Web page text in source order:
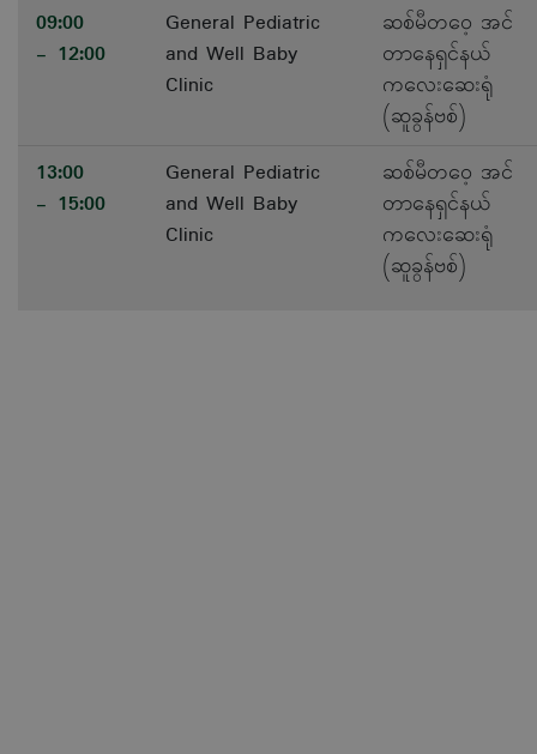
09:00
- 12:00
General Pediatric
and Well Baby
Clinic
ဆစ်မီတဝေ့ အင်
တာနေရှင်နယ်
ကလေးဆေးရုံ
(ဆူခွန်ဗစ်)
13:00
- 15:00
General Pediatric
and Well Baby
Clinic
ဆစ်မီတဝေ့ အင်
တာနေရှင်နယ်
ကလေးဆေးရုံ
(ဆူခွန်ဗစ်)